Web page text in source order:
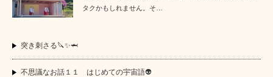
タクかもしれません。そ…
突き刺さる🔪✨🦈
不思議なお話１１ はじめての宇宙語👽